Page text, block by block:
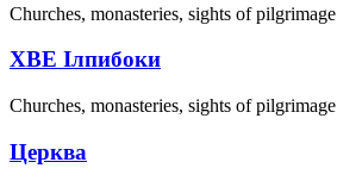
Churches, monasteries, sights of pilgrimage
ХВЕ Ілпибоки
Churches, monasteries, sights of pilgrimage
Церква